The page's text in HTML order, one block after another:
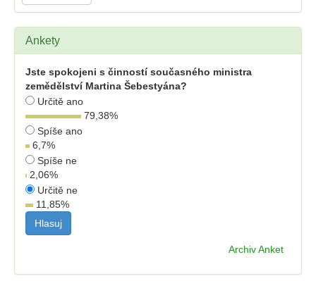
Ankety
Jste spokojeni s činností současného ministra
zemědělství Martina Šebestyána?
Určitě ano
79,38%
Spíše ano
6,7%
Spíše ne
2,06%
Určitě ne
11,85%
Archiv Anket